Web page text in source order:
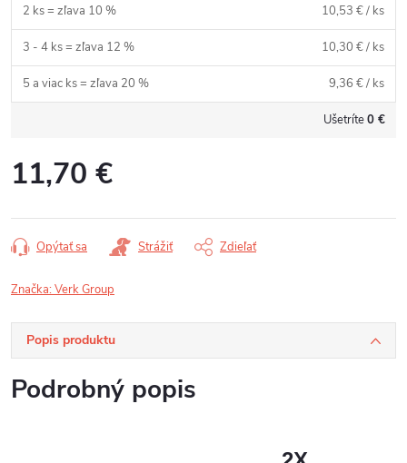
2 ks = zľava 10 % 10,53 €/ ks
3 - 4 ks = zľava 12 % 10,30 €/ ks
5 a viac ks = zľava 20 % 9,36 €/ ks
Ušetríte0 €
11,70 €
cena:
Opýtať sa Strážiť Zdieľať
Značka:Verk Group
Popis produktu
Podrobný popis